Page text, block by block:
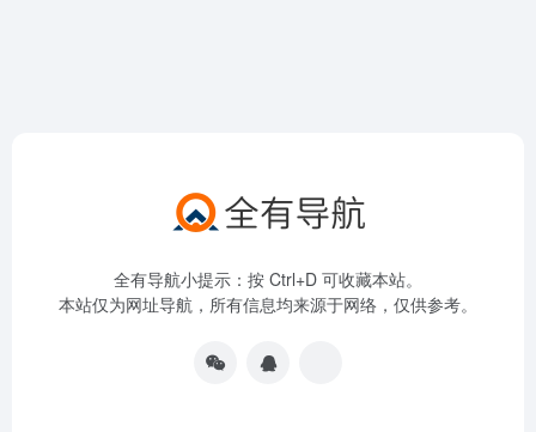
全有导航小提示：按 Ctrl+D 可收藏本站。
本站仅为网址导航，所有信息均来源于网络，仅供参考。